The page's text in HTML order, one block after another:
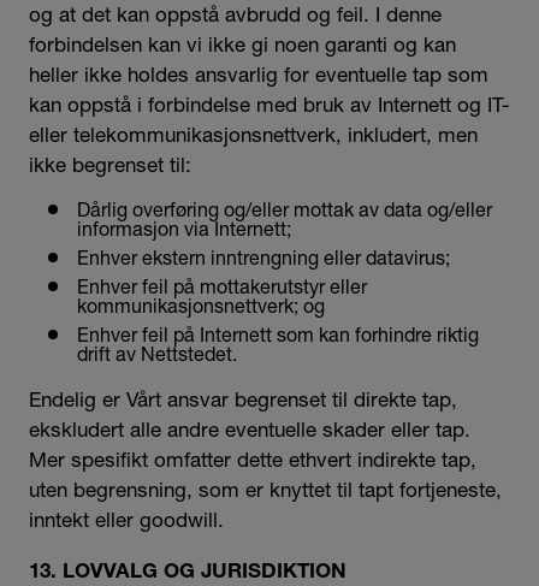
og at det kan oppstå avbrudd og feil. I denne
forbindelsen kan vi ikke gi noen garanti og kan
heller ikke holdes ansvarlig for eventuelle tap som
kan oppstå i forbindelse med bruk av Internett og IT-
eller telekommunikasjonsnettverk, inkludert, men
ikke begrenset til:
Dårlig overføring og/eller mottak av data og/eller
informasjon via Internett;
Enhver ekstern inntrengning eller datavirus;
Enhver feil på mottakerutstyr eller
kommunikasjonsnettverk; og
Enhver feil på Internett som kan forhindre riktig
drift av Nettstedet.
Endelig er Vårt ansvar begrenset til direkte tap,
ekskludert alle andre eventuelle skader eller tap.
Mer spesifikt omfatter dette ethvert indirekte tap,
uten begrensning, som er knyttet til tapt fortjeneste,
inntekt eller goodwill.
13. LOVVALG OG JURISDIKTION